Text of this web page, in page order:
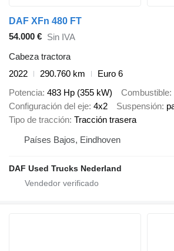
DAF XFn 480 FT
54.000 € Sin IVA
Cabeza tractora
2022
290.760 km
Euro 6
Potencia 483 Hp (355 kW) Combustible
Configuración del eje 4x2 Suspensión
Tipo de tracción Tracción trasera
Países Bajos, Eindhoven
DAF Used Trucks Nederland